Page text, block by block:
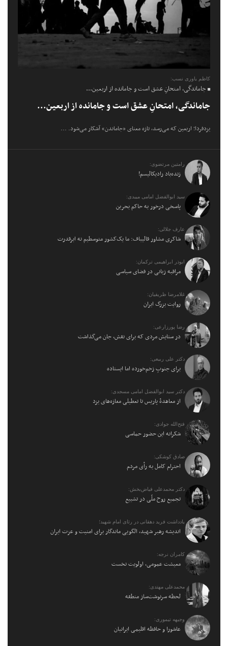
کاظم یاوری نسب:
جاماندگی، امتحانِ عشق است و جامانده از اربعین...
جاماندگی، امتحانِ عشق است و جامانده از اربعین...
یزدفردا؛ اربعین که می‌رسد، تازه معنای «جاماندن» آشکار می‌شود. ...
رامتین مرتضوی:
زنده‌باد رادیکالیسم!
سید ابوالفضل امامی میبدی:
پاسخی درخور به حاکم بحرین
عارف جلالی:
شاکری مشاور قالیباف: ما یک‌کشور متوسطیم نه ابرقدرت
ابوذر ابراهیمی ترکمان:
مراقبه زبانی در فضای سیاسی
غلامرضا ظریفیان:
روایت بزرگ ایران
رضا پورزارعی:
در ستایش مردی که برای نقش، جان می‌گذاشت
دکتر علی ربیعی:
برای جنوبِ زخم‌خورده اما ایستاده
دکتر سید ابوالفضل امامی مسجدی:
از معاهدهٔ پاریس تا تعطیلی مغازه‌های یزد
فتح‌الله جوادی:
شکرانه این حضور حماسی
صادق کوشکی:
احترام کامل به رأی مردم
دکتر محمدعلی فیاض‌بخش:
تجمیع روح ملّی در تشییع
یادداشت فرید دهقانی در رثای امام شهید؛
اندیشه رهبر شهید، الگویی ماندگار برای امنیت و عزت ایران
کامران نرجه:
معیشت عمومی، اولویت نخست
محمدعلی مهتدی:
لحظه سرنوشت‌ساز منطقه
وجیهه تیموری:
عاشورا و حافظه اقلیمی ایرانیان